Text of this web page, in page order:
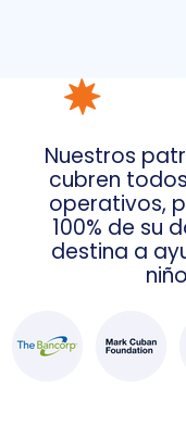
Nuestros
cubren
operativos,
100% de su
destina a